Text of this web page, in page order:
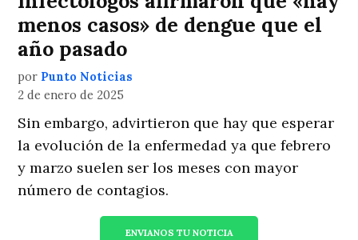
menos casos» de dengue que el
año pasado
por Punto Noticias
2 de enero de 2025
Sin embargo, advirtieron que hay que esperar
la evolución de la enfermedad ya que febrero
y marzo suelen ser los meses con mayor
número de contagios.
ENVIANOS TU NOTICIA